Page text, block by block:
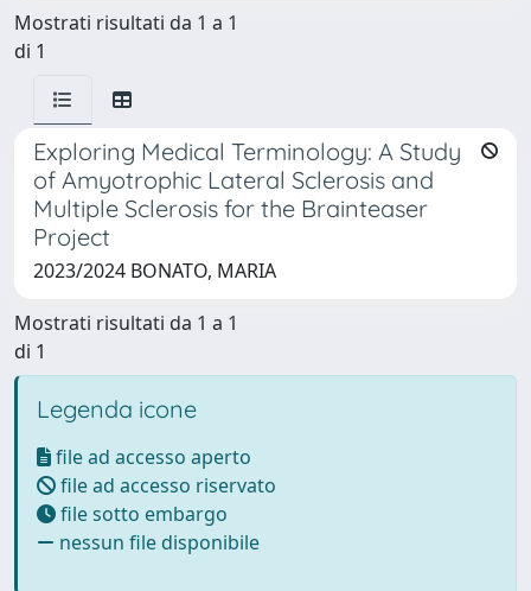
Mostrati risultati da 1 a 1
di 1
Exploring Medical Terminology: A Study
of Amyotrophic Lateral Sclerosis and
Multiple Sclerosis for the Brainteaser
Project
2023/2024 BONATO, MARIA
Mostrati risultati da 1 a 1
di 1
Legenda icone
file ad accesso aperto
file ad accesso riservato
file sotto embargo
nessun file disponibile